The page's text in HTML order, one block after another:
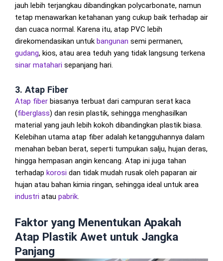
jauh lebih terjangkau dibandingkan polycarbonate, namun
tetap menawarkan ketahanan yang cukup baik terhadap air
dan cuaca normal. Karena itu, atap PVC lebih
direkomendasikan untuk bangunan semi permanen,
gudang, kios, atau area teduh yang tidak langsung terkena
sinar matahari sepanjang hari.
3. Atap Fiber
Atap fiber biasanya terbuat dari campuran serat kaca
(fiberglass) dan resin plastik, sehingga menghasilkan
material yang jauh lebih kokoh dibandingkan plastik biasa.
Kelebihan utama atap fiber adalah ketangguhannya dalam
menahan beban berat, seperti tumpukan salju, hujan deras,
hingga hempasan angin kencang. Atap ini juga tahan
terhadap korosi dan tidak mudah rusak oleh paparan air
hujan atau bahan kimia ringan, sehingga ideal untuk area
industri atau pabrik.
Faktor yang Menentukan Apakah
Atap Plastik Awet untuk Jangka
Panjang